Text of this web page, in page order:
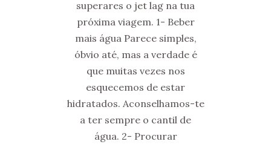
superares o jet lag na tua
próxima viagem. 1- Beber
mais água Parece simples,
óbvio até, mas a verdade é
que muitas vezes nos
esquecemos de estar
hidratados. Aconselhamos-te
a ter sempre o cantil de
água. 2- Procurar